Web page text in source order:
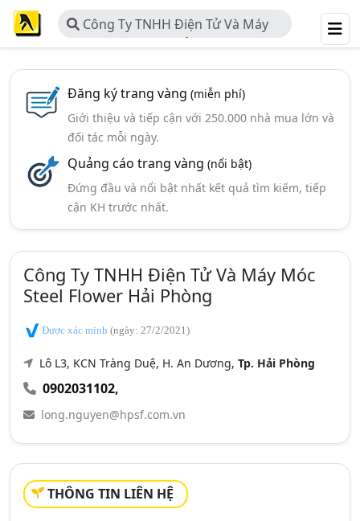
Công Ty TNHH Điện Tử Và Máy
Móc Steel Flower Hải Phòng
Đăng ký trang vàng (miễn phí)
Giới thiệu và tiếp cận với 250.000 nhà mua lớn và
đối tác mỗi ngày.
Quảng cáo trang vàng (nổi bật)
Đứng đầu và nổi bật nhất kết quả tìm kiếm, tiếp
cận KH trước nhất.
Công Ty TNHH Điện Tử Và Máy Móc
Steel Flower Hải Phòng
Được xác minh (ngày: 27/2/2021)
Lô L3, KCN Tràng Duệ, H. An Dương, Tp. Hải Phòng
0902031102,
long.nguyen@hpsf.com.vn
THÔNG TIN LIÊN HỆ